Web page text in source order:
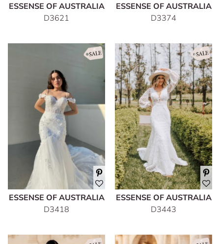
ESSENSE OF AUSTRALIA
D3621
ESSENSE OF AUSTRALIA
D3374
ESSENSE OF AUSTRALIA
D3418
ESSENSE OF AUSTRALIA
D3443